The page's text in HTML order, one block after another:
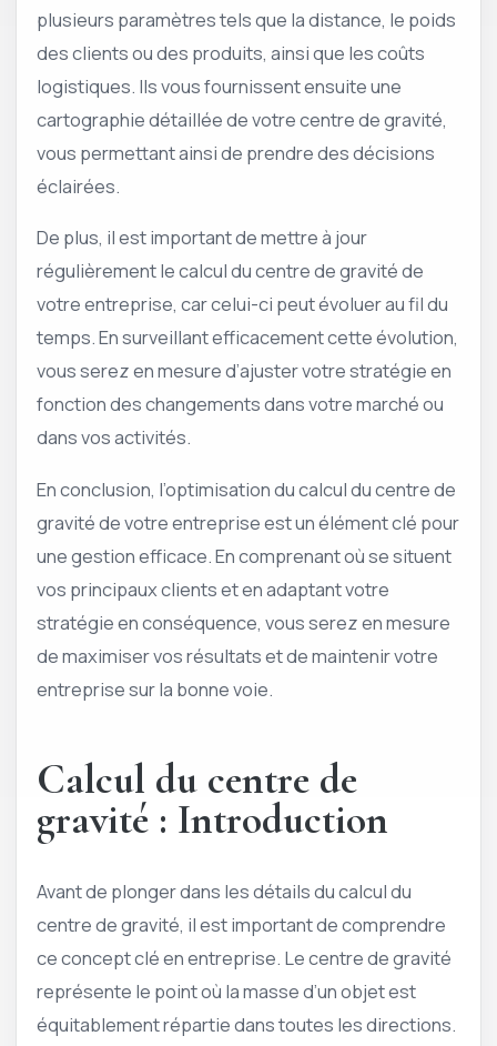
plusieurs paramètres tels que la distance, le poids
des clients ou des produits, ainsi que les coûts
logistiques. Ils vous fournissent ensuite une
cartographie détaillée de votre centre de gravité,
vous permettant ainsi de prendre des décisions
éclairées.
De plus, il est important de mettre à jour
régulièrement le calcul du centre de gravité de
votre entreprise, car celui-ci peut évoluer au fil du
temps. En surveillant efficacement cette évolution,
vous serez en mesure d’ajuster votre stratégie en
fonction des changements dans votre marché ou
dans vos activités.
En conclusion, l’optimisation du calcul du centre de
gravité de votre entreprise est un élément clé pour
une gestion efficace. En comprenant où se situent
vos principaux clients et en adaptant votre
stratégie en conséquence, vous serez en mesure
de maximiser vos résultats et de maintenir votre
entreprise sur la bonne voie.
Calcul du centre de
gravité : Introduction
Avant de plonger dans les détails du calcul du
centre de gravité, il est important de comprendre
ce concept clé en entreprise. Le centre de gravité
représente le point où la masse d’un objet est
équitablement répartie dans toutes les directions.